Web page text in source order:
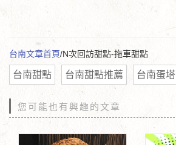
台南文章首頁/N次回訪甜點-拖車甜點
台南甜點 台南甜點推薦 台南蛋塔
您可能也有興趣的文章